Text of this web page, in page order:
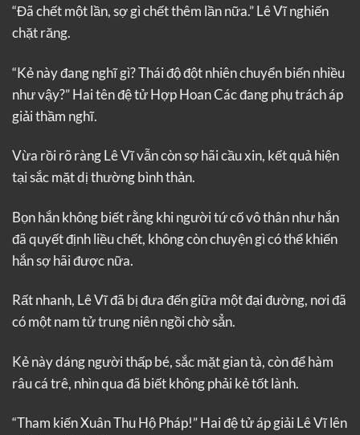
“Đã chết một lần, sợ gì chết thêm lần nữa.” Lê Vĩ nghiến
chặt răng.
“Kẻ này đang nghĩ gì? Thái độ đột nhiên chuyển biến nhiều
như vậy?” Hai tên đệ tử Hợp Hoan Các đang phụ trách áp
giải thầm nghĩ.
Vừa rồi rõ ràng Lê Vĩ vẫn còn sợ hãi cầu xin, kết quả hiện
tại sắc mặt dị thường bình thản.
Bọn hắn không biết rằng khi người tứ cố vô thân như hắn
đã quyết định liều chết, không còn chuyện gì có thể khiến
hắn sợ hãi được nữa.
Rất nhanh, Lê Vĩ đã bị đưa đến giữa một đại đường, nơi đã
có một nam tử trung niên ngồi chờ sẳn.
Kẻ này dáng người thấp bé, sắc mặt gian tà, còn để hàm
râu cá trê, nhìn qua đã biết không phải kẻ tốt lành.
“Tham kiến Xuân Thu Hộ Pháp!” Hai đệ tử áp giải Lê Vĩ lên